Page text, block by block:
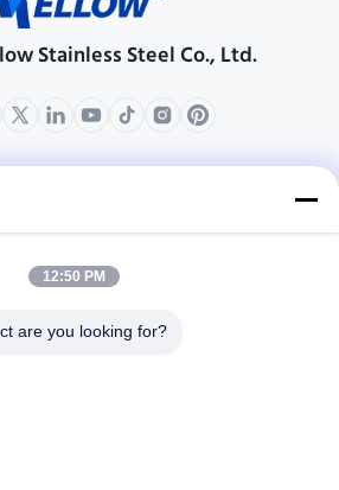
Stainless Steel Co., Ltd.
Profil przedsiębiorstwa
Wycieczka po fabryce
Sprawy
12:50 PM
are you looking for?